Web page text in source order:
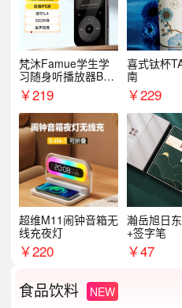
梵沐Famue学生学
习随身听播放器BL1
5（64G）
￥219
喜式钛杯
南
￥229
超维M11闹钟音箱无
线充夜灯
￥220
瀚岳旭日
+签字笔
￥47
食品饮料 NEW